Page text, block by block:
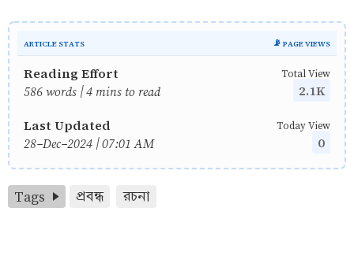
ARTICLE STATS 📡 PAGE VIEWS
Reading Effort
586 words | 4 mins to read
Total View
2.1K
Last Updated
28-Dec-2024 | 07:01 AM
Today View
0
Tags প্রবন্ধ রচনা